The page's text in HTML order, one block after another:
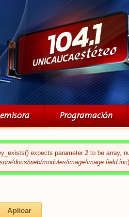
Programación
errorexpects parameter 2 to be array,
docs/web/modules/image/image.field.inc).